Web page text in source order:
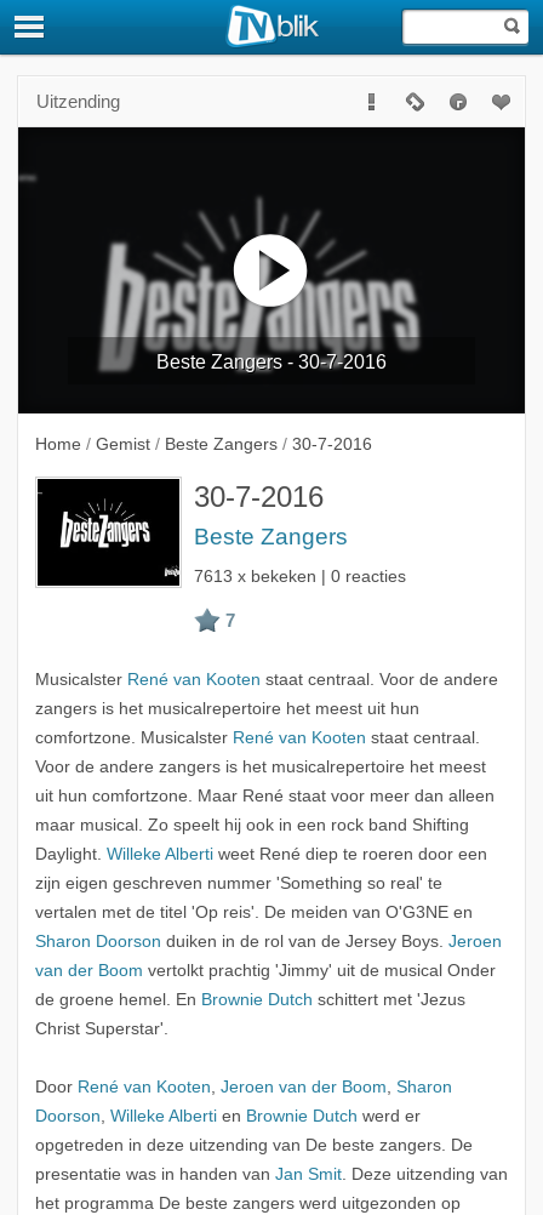
Uitzending
Beste Zangers - 30-7-2016
Home / Gemist / Beste Zangers / 30-7-2016
30-7-2016
Beste Zangers
7613 x bekeken | 0 reacties
Musicalster René van Kooten staat centraal. Voor de andere
zangers is het musicalrepertoire het meest uit hun
comfortzone. Musicalster René van Kooten staat centraal.
Voor de andere zangers is het musicalrepertoire het meest
uit hun comfortzone. Maar René staat voor meer dan alleen
maar musical. Zo speelt hij ook in een rock band Shifting
Daylight. Willeke Albertiweet René diep te roeren door een
zijn eigen geschreven nummer 'Something so real' te
vertalen met de titel 'Op reis'. De meiden van O'G3NE en
Sharon Doorson duiken in de rol van de Jersey Boys. Jeroen
van der Boom vertolkt prachtig 'Jimmy' uit de musical Onder
de groene hemel. En Brownie Dutch schittert met 'Jezus
Christ Superstar'.
Door René van Kooten, Jeroen van der Boom, Sharon
Doorson, Willeke Albertien Brownie Dutch werd er
opgetreden in deze uitzending van De beste zangers. De
presentatie was in handen van Jan Smit. Deze uitzending van
het programma De beste zangers werd uitgezonden op